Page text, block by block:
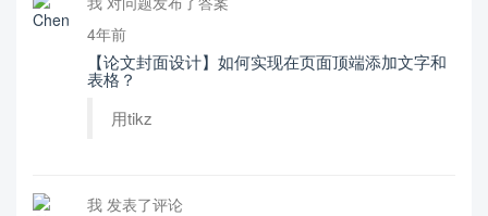
4年前
【论文封面设计】如何实现在页面顶端添加文字和
表格？
用tikz
我 发表了评论